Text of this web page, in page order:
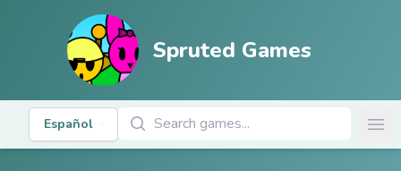
Spruted Games
Español
Buscar juegos